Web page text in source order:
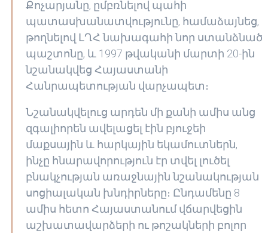
Քոչարյանը, ըմբռնելով պահի
պատասխանատվությունը, համաձայնեց,
թողնելով ԼՂՀ նախագահի նոր ստանձնած
պաշտոնը, և 1997 թվականի մարտի 20-ին
նշանակվեց Հայաստանի
Հանրապետության վարչապետ։
Նշանակվելուց արդեն մի քանի ամիս անց
զգալիորեն ավելացել էին բյուջեի
մաքսային և հարկային եկամուտներն,
ինչը հնարավորություն էր տվել լուծել
բնակչության առաջնային նշանակության
սոցիալական խնդիրները։ Ընդամենը 8
ամիս հետո Հայաստանում վճարվեցին
աշխատավարձերի ու թոշակների բոլոր